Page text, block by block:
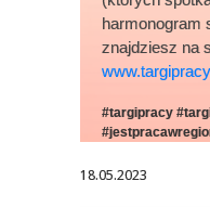
harmonogram
znajdziesz na
#targipracy
18.05.2023